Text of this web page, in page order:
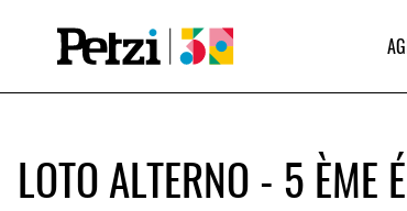
LOTO ALTERNO - 5 ÈME